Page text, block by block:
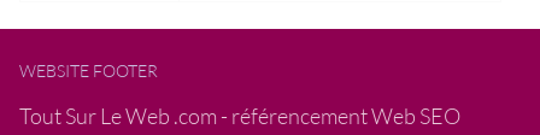
WEBSITE FOOTER
Tout Sur Le Web .com - référencement Web SEO